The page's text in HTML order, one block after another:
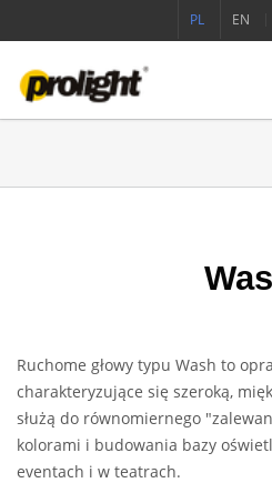
PL EN
Ruchome głowy typu Wash to
charakteryzujące się szeroką,
służą do równomiernego
kolorami i budowania bazy
eventach i w teatrach.